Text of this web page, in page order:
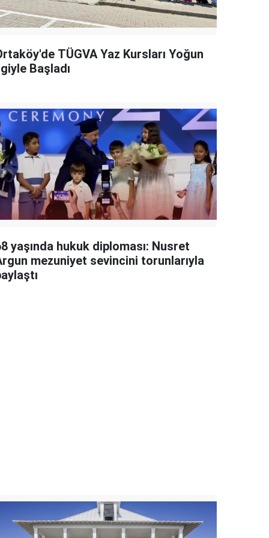
TÜGVA Yaz Kursları Yoğun
Başladı
yaşında hukuk diploması: Nusret
mezuniyet sevincini torunlarıyla